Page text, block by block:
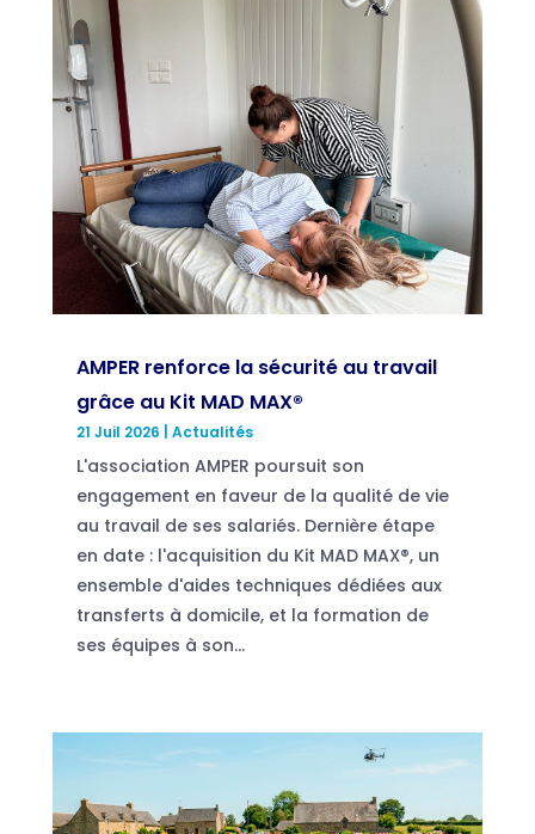
AMPER renforce la sécurité au travail
grâce au Kit MAD MAX®
21 Juil 2026 Actualités
L'association AMPER poursuit son
engagement en faveur de la qualité de vie
au travail de ses salariés. Dernière étape
en date : l'acquisition du Kit MAD MAX®, un
ensemble d'aides techniques dédiées aux
transferts à domicile, et la formation de
ses équipes à son...